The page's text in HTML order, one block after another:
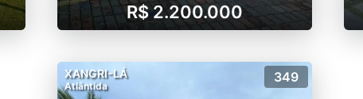
R$ 2.200.000
XANGRI-LÁ
Atlântida
349